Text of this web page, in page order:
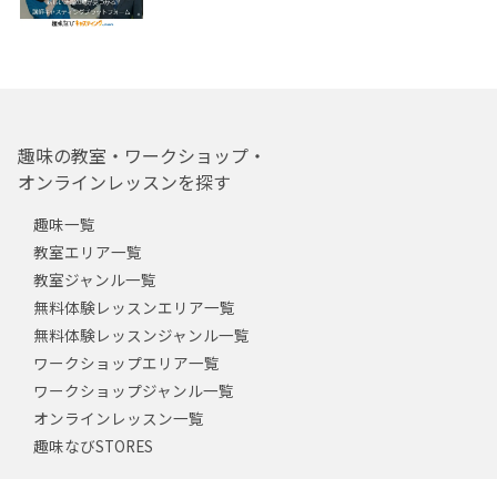
趣味の教室・ワークショップ・
オンラインレッスンを探す
趣味一覧
教室エリア一覧
教室ジャンル一覧
無料体験レッスンエリア一覧
無料体験レッスンジャンル一覧
ワークショップエリア一覧
ワークショップジャンル一覧
オンラインレッスン一覧
趣味なびSTORES